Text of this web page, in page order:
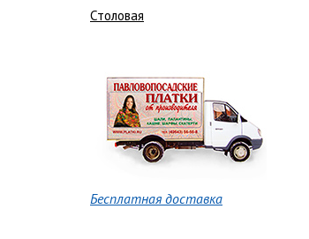
Столовая
Бесплатная доставка